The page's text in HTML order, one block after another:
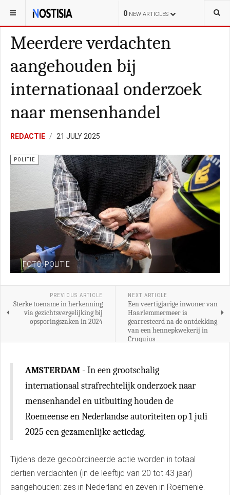
0 NEW ARTICLES
YOU ARE HERE: NEDERLAND
Meerdere verdachten
aangehouden bij
internationaal onderzoek
naar mensenhandel
REDACTIE 21 JULY 2025
FOTO: POLITIE
POLITIE
PREVIOUS ARTICLE
Sterke toename in herkenning
via gezichtsvergelijking bij
opsporingszaken in 2024
NEXT ARTICLE
Een veertigjarige inwoner van
Haarlemmermeer is
gearresteerd na de ontdekking
van een hennepkwekerij in
Cruquius
AMSTERDAM - In een grootschalig
internationaal strafrechtelijk onderzoek naar
mensenhandel en uitbuiting houden de
Roemeense en Nederlandse autoriteiten op 1 juli
2025 een gezamenlijke actiedag.
Tijdens deze gecoördineerde actie worden in totaal
dertien verdachten (in de leeftijd van 20 tot 43 jaar)
aangehouden: zes in Nederland en zeven in Roemenië.